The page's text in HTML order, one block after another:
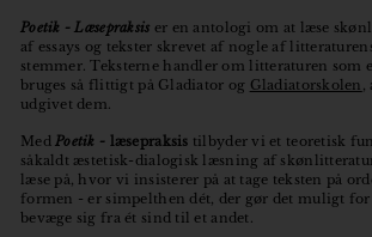
Poetik - Læsepraksis er en antologi om at læse
af essays og tekster skrevet af nogle af
stemmer. Teksterne handler om litteraturen som
bruges så flittigt på Gladiator og Gladiatorskolen
udgivet dem.
Med Poetik - læsepraksis tilbyder vi et teoretisk
såkaldt æstetisk-dialogisk læsning af
læse på, hvor vi insisterer på at tage teksten på
formen - er simpelthen dét, der gør det muligt for
bevæge sig fra ét sind til et andet.